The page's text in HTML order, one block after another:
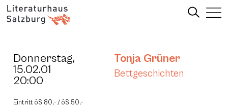
Donnerstag,
15.02.01
20:00
Tonja Grüner
Bettgeschichten
Eintritt öS 80,- / öS 50,-